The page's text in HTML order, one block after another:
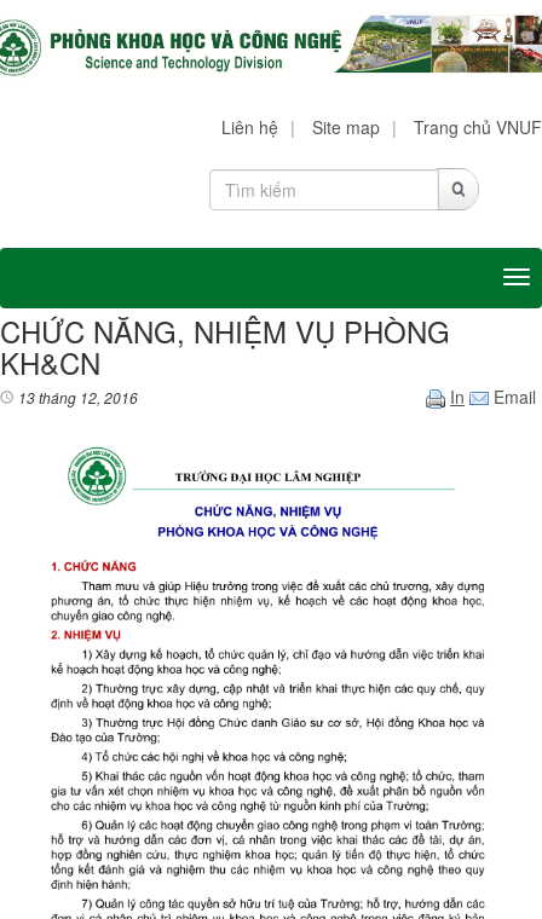
Liên hệ | Site map | Trang chủ VNUF
CHỨC NĂNG, NHIỆM VỤ PHÒNG
KH&CN
13 tháng 12, 2016 In Email